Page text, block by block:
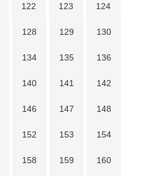
122 123 124
128 129 130
134 135 136
140 141 142
146 147 148
152 153 154
158 159 160